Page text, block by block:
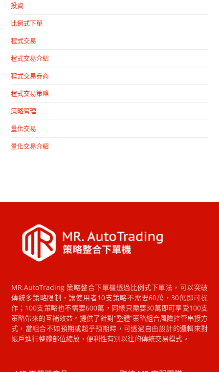
投資
比例式下單
程式交易
程式交易介紹
程式交易券商
程式交易策略
策略管理
量化交易
量化交易介紹
MR.AutoTrading 策略整合下單機透過比例式下單法，可以突破
傳統多策略限制，讓使用者10支策略不需要60萬，30萬即可操
作；100支策略也不需要600萬，同樣只需要30萬即可享受100支
策略帶來的互補效益。提供了針對“整體”策略組合風險控管串接方
式，當組合不如預期或超乎預期時，可透過自由設計的邏輯來對
帳戶進行整體部位縮放，便利性有別以往的傳統交易模式。